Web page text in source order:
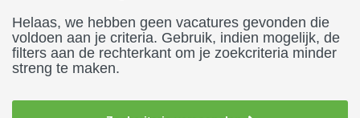
Helaas, we hebben geen vacatures gevonden die
voldoen aan je criteria. Gebruik, indien mogelijk, de
filters aan de rechterkant om je zoekcriteria minder
streng te maken.